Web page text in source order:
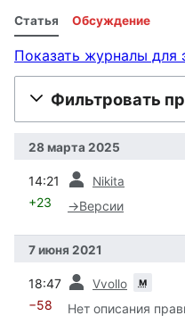
Статья Обсуждение
Показать журналы для
Фильтровать
28 марта 2025
14:21 Nikita
+23 →Версии
7 июня 2021
18:47 Vvollo м
−58 Нет описания